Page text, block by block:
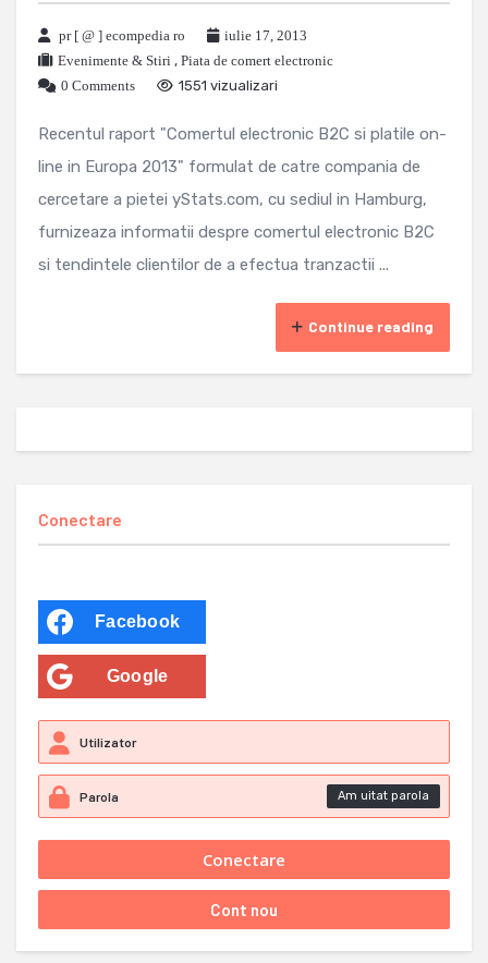
pr [ @ ] ecompedia ro
iulie 17, 2013
Evenimente & Stiri , Piata de comert electronic
0 Comments
1551 vizualizari
Recentul raport "Comertul electronic B2C si platile on-
line in Europa 2013" formulat de catre compania de
cercetare a pietei yStats.com, cu sediul in Hamburg,
furnizeaza informatii despre comertul electronic B2C
si tendintele clientilor de a efectua tranzactii ...
Continue reading
Conectare
Facebook
Google
Am uitat parola